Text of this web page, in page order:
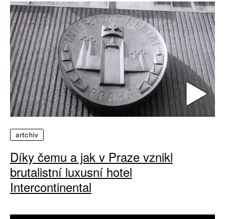
artchiv
Díky čemu a jak v Praze vznikl
brutalistní luxusní hotel
Intercontinental